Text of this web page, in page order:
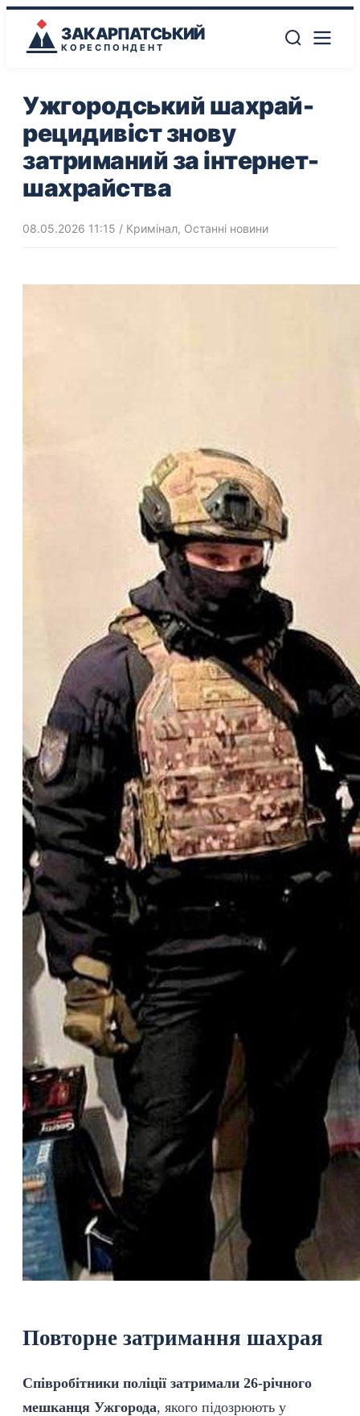
ЗАКАРПАТСЬКИЙ
КОРЕСПОНДЕНТ
Ужгородський шахрай-
рецидивіст знову
затриманий за інтернет-
шахрайства
08.05.2026 11:15 / Кримінал, Останні новини
Повторне затримання шахрая
Співробітники поліції затримали 26-річного
мешканця Ужгорода, якого підозрюють у